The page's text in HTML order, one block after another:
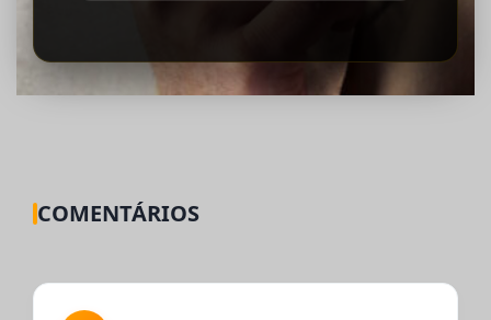
COMENTÁRIOS